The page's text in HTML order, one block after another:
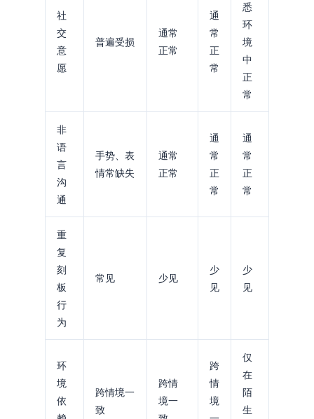
社
交
意
愿
普遍受损
通常
正常
通
常
正
常
悉
环
境
中
正
常
非
语
言
沟
通
手势、表
情常缺失
通常
正常
通
常
正
常
通
常
正
常
重
复
刻
板
行
为
常见 少见
少
见
少
见
环
境
依
跨情境一
致
跨情
境一
跨
情
境
仅
在
陌
生